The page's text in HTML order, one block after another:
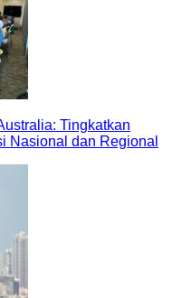
Tingkatkan
Nasional dan Regional